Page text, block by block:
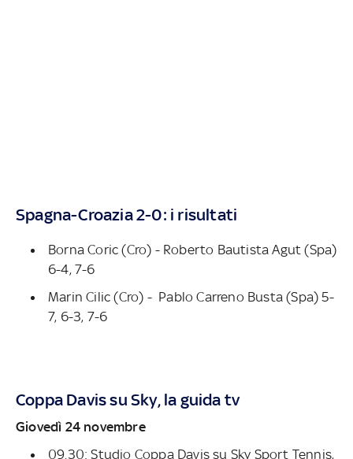
Spagna-Croazia 2-0: i risultati
Borna Coric (Cro) - Roberto Bautista Agut (Spa)
6-4, 7-6
Marin Cilic (Cro) - Pablo Carreno Busta (Spa) 5-
7, 6-3, 7-6
Coppa Davis su Sky, la guida tv
Giovedì 24 novembre
09.30: Studio Coppa Davis su Sky Sport Tennis,